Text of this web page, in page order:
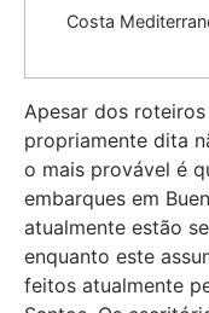
Costa
Apesar dos
propriamente dita
o mais provável é
embarques em
atualmente estão
enquanto este
feitos atualmente